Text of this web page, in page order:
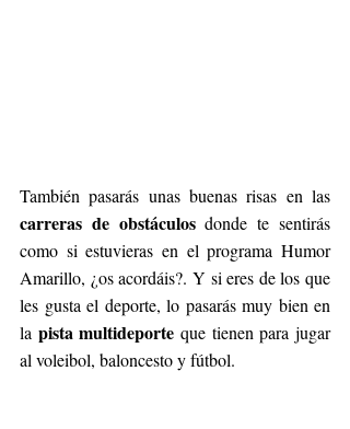
carreras de obstáculos donde te sentirás
como si estuvieras en el programa Humor
Amarillo, ¿os acordáis?. Y si eres de los que
les gusta el deporte, lo pasarás muy bien en
la pista multideporte que tienen para jugar
al voleibol, baloncesto y fútbol.